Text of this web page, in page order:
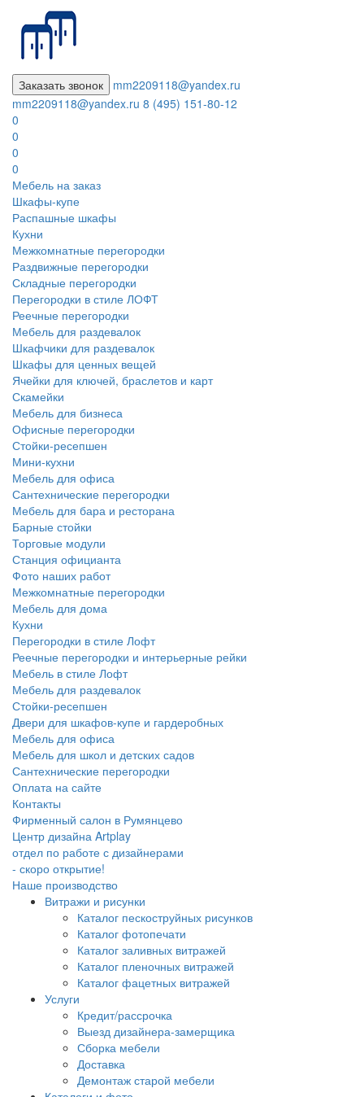
Заказать звонок
mm2209118@yandex.ru
mm2209118@yandex.ru 8 (495) 151-80-12
0
0
0
0
Мебель на заказ
Шкафы-купе
Распашные шкафы
Кухни
Межкомнатные перегородки
Раздвижные перегородки
Складные перегородки
Перегородки в стиле ЛОФТ
Реечные перегородки
Мебель для раздевалок
Шкафчики для раздевалок
Шкафы для ценных вещей
Ячейки для ключей, браслетов и карт
Скамейки
Мебель для бизнеса
Офисные перегородки
Стойки-ресепшен
Мини-кухни
Мебель для офиса
Сантехнические перегородки
Мебель для бара и ресторана
Барные стойки
Торговые модули
Станция официанта
Фото наших работ
Межкомнатные перегородки
Мебель для дома
Кухни
Перегородки в стиле Лофт
Реечные перегородки и интерьерные рейки
Мебель в стиле Лофт
Мебель для раздевалок
Стойки-ресепшен
Двери для шкафов-купе и гардеробных
Мебель для офиса
Мебель для школ и детских садов
Сантехнические перегородки
Оплата на сайте
Контакты
Фирменный салон в Румянцево
Центр дизайна Artplay
отдел по работе с дизайнерами
- скоро открытие!
Наше производство
Витражи и рисунки
Каталог пескоструйных рисунков
Каталог фотопечати
Каталог заливных витражей
Каталог пленочных витражей
Каталог фацетных витражей
Услуги
Кредит/рассрочка
Выезд дизайнера-замерщика
Сборка мебели
Доставка
Демонтаж старой мебели